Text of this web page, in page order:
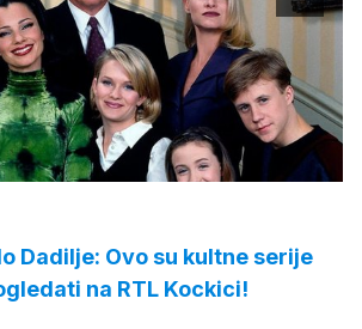
Dadilje: Ovo su kultne serije
na RTL Kockici!